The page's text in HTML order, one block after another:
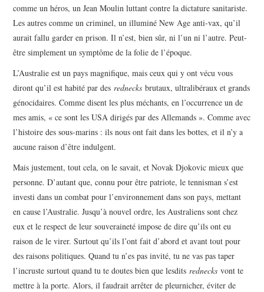
comme un héros, un Jean Moulin luttant contre la dictature sanitariste.
Les autres comme un criminel, un illuminé New Age anti-vax, qu’il
aurait fallu garder en prison. Il n’est, bien sûr, ni l’un ni l’autre. Peut-
être simplement un symptôme de la folie de l’époque.
L’Australie est un pays magnifique, mais ceux qui y ont vécu vous
diront qu’il est habité par desrednecks brutaux, ultralibéraux et grands
génocidaires. Comme disent les plus méchants, en l’occurrence un de
mes amis, « ce sont les USA dirigés par des Allemands ». Comme avec
l’histoire des sous-marins : ils nous ont fait dans les bottes, et il n’y a
aucune raison d’être indulgent.
Mais justement, tout cela, on le savait, et Novak Djokovic mieux que
personne. D’autant que, connu pour être patriote, le tennisman s’est
investi dans un combat pour l’environnement dans son pays, mettant
en cause l’Australie. Jusqu’à nouvel ordre, les Australiens sont chez
eux et le respect de leur souveraineté impose de dire qu’ils ont eu
raison de le virer. Surtout qu’ils l’ont fait d’abord et avant tout pour
des raisons politiques. Quand tu n’es pas invité, tu ne vas pas taper
l’incruste surtout quand tu te doutes bien que lesditsrednecks vont te
mettre à la porte. Alors, il faudrait arrêter de pleurnicher, éviter de